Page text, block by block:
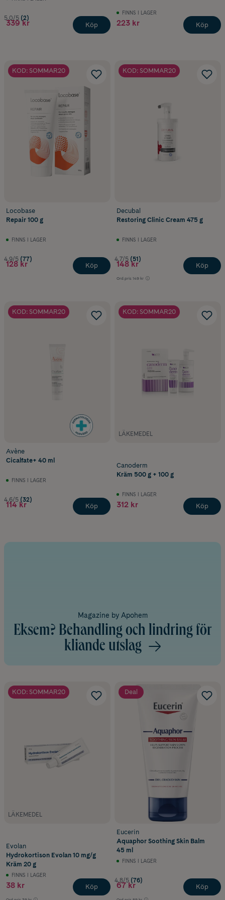
gånger om dagen
Väljparfymfria tvättmedel hudvårdsprodukter
Undvik för varma miljöer och att klä dig för varmt
Vid behov kan du komplettera med receptfria läkemedel, som
hydrokortisonkräm, för att lindra klåda och inflammation. Tänk på att
hydrokortison inte ska användas på barn under 2 år.
Vanliga frågor
Vilken kräm hjälper mot kliande hud?
När ska man använda hydrokortison vid
eksem?
5.0/5 (2)
339 kr Köp
FINNS I LAGER
223 kr Köp
KOD: SOMMAR20
Locobase
Repair 100 g
FINNS I LAGER
4.9/5 (77)
128 kr Köp
KOD: SOMMAR20
Decubal
Restoring Clinic Cream 475 g
FINNS I LAGER
4.7/5 (51)
148 kr
Ord.pris 149 kr
Köp
KOD: SOMMAR20
Avène
Cicalfate+ 40 ml
FINNS I LAGER
4.6/5 (32)
114 kr Köp
KOD: SOMMAR20
LÄKEMEDEL
Canoderm
Kräm 500 g + 100 g
FINNS I LAGER
312 kr Köp
Magazine by Apohem
Eksem? Behandling och lindring för
kliande utslag
KOD: SOMMAR20
LÄKEMEDEL
Evolan
Hydrokortison Evolan 10 mg/g
Kräm 20 g
FINNS I LAGER
38 kr Köp
Deal
Eucerin
Aquaphor Soothing Skin Balm
45 ml
FINNS I LAGER
4.8/5 (76)
67 kr Köp